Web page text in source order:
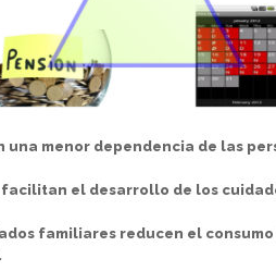
una menor dependencia de las
el desarrollo de los
familiares reducen el